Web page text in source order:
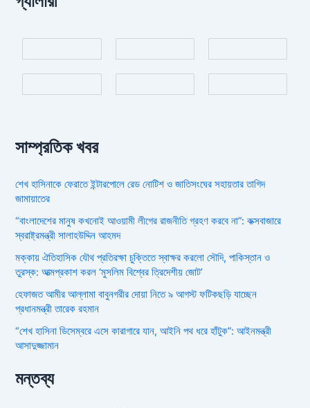
সাম্প্রতিক খবর
শেখ হাসিনাকে ফেরাতে ইন্টারপোলে রেড নোটিশ ও জাতিসংঘের সহায়তার তাগিদ
জামায়াতের
“বাংলাদেশের মানুষ কখনোই আওয়ামী লীগের রাজনীতি গ্রহণ করবে না”: কক্সবাজারে
স্বরাষ্ট্রমন্ত্রী সালাহউদ্দিন আহমদ
মক্কায় ঐতিহাসিক যৌথ প্রতিরক্ষা চুক্তিতে স্বাক্ষর করলো সৌদি, পাকিস্তান ও
তুরস্ক: আত্মপ্রকাশ করল ‘মুসলিম বিশ্বের ত্রিদেশীয় জোট’
হেফাজত আমীর আল্লামা বাবুনগরীর দোয়া নিতে ৯ আগস্ট ফটিকছড়ি যাচ্ছেন
প্রধানমন্ত্রী তারেক রহমান
“শেখ হাসিনা ডিসেম্বরে এসে কারাগারে যান, আইনি পথ ধরে হাঁটুক”: আইনমন্ত্রী
আসাদুজ্জামান
মন্তব্য